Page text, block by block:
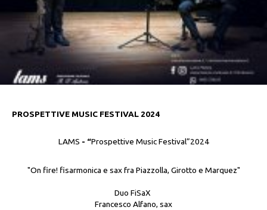
PROSPETTIVE MUSIC FESTIVAL 2024
LAMS - “Prospettive Music Festival”2024
"On fire! fisarmonica e sax fra Piazzolla, Girotto e Marquez"
Duo FiSaX
Francesco Alfano, sax